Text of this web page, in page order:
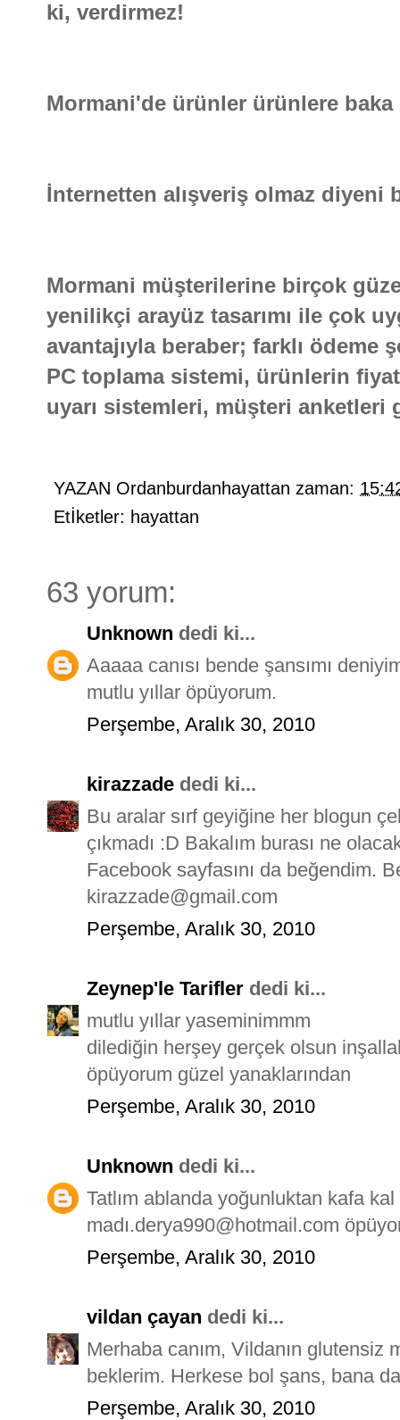
ki, verdirmez!
Mormani'de ürünler ürünlere baka
İnternetten alışveriş olmaz diyeni
Mormani müşterilerine birçok
yenilikçi arayüz tasarımı ile çok
avantajıyla beraber; farklı
PC toplama sistemi, ürünlerin
uyarı sistemleri, müşteri anketleri
YAZAN Ordanburdanhayattan zaman:
Etİketler: hayattan
63 yorum:
Unknown dedi ki...
Aaaaa canısı bende şansımı
mutlu yıllar öpüyorum.
Perşembe, Aralık 30, 2010
kirazzade dedi ki...
Bu aralar sırf geyiğine her blogun
çıkmadı :D Bakalım burası ne
Facebook sayfasını da beğendim.
kirazzade@gmail.com
Perşembe, Aralık 30, 2010
Zeynep'le Tarifler dedi ki...
mutlu yıllar yaseminimmm
dilediğin herşey gerçek olsun
öpüyorum güzel yanaklarından
Perşembe, Aralık 30, 2010
Unknown dedi ki...
Tatlım ablanda yoğunluktan kafa kal
madı.derya990@hotmail.com
Perşembe, Aralık 30, 2010
vildan çayan dedi ki...
Merhaba canım, Vildanın glutensiz
beklerim. Herkese bol şans, bana
Perşembe, Aralık 30, 2010